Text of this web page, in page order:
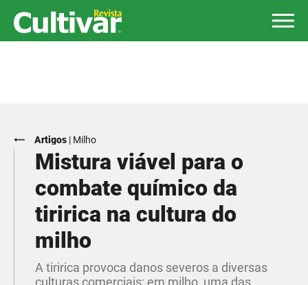
Artigos | Milho
Mistura viável para o
combate químico da
tiririca na cultura do
milho
A tiririca provoca danos severos a diversas
culturas comerciais; em milho, uma das